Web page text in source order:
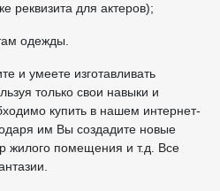
реквизита для актеров);
одежды.
и умеете изготавливать
только свои навыки и
купить в нашем интернет-
им Вы создадите новые
жилого помещения и т.д. Все